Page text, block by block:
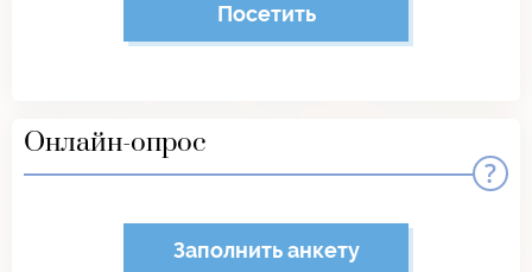
Посетить
Онлайн-опрос
Заполнить анкету